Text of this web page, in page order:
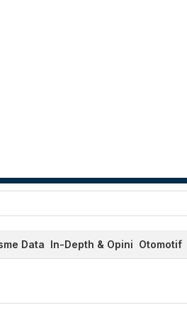
Data In-Depth & Opini Otomotif